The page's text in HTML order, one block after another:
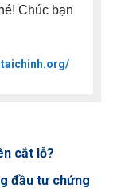
Chúc bạn
cắt lỗ?
đầu tư chứng